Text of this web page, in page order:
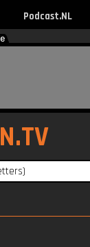
Podcast.NL